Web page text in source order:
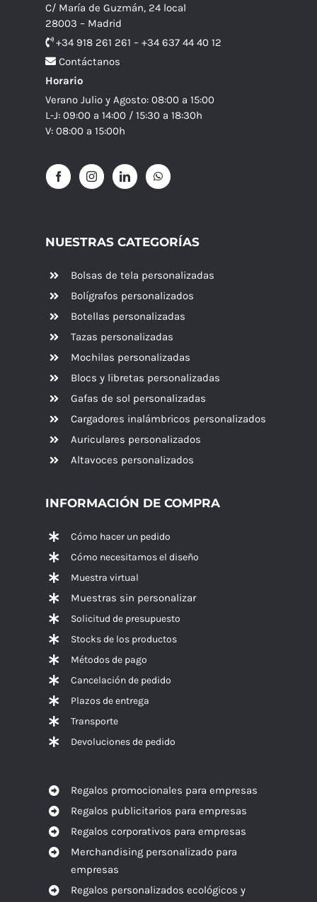
C/ María de Guzmán, 24 local
28003 – Madrid
+34 918 261 261 – +34 637 44 40 12
Contáctanos
Horario
Verano Julio y Agosto: 08:00 a 15:00
L-J: 09:00 a 14:00 / 15:30 a 18:30h
V: 08:00 a 15:00h
NUESTRAS CATEGORÍAS
Bolsas de tela personalizadas
Bolígrafos personalizados
Botellas personalizadas
Tazas personalizadas
Mochilas personalizadas
Blocs y libretas personalizadas
Gafas de sol personalizadas
Cargadores inalámbricos personalizados
Auriculares personalizados
Altavoces personalizados
INFORMACIÓN DE COMPRA
Cómo hacer un pedido
Cómo necesitamos el diseño
Muestra virtual
Muestras sin personalizar
Solicitud de presupuesto
Stocks de los productos
Métodos de pago
Cancelación de pedido
Plazos de entrega
Transporte
Devoluciones de pedido
Regalos promocionales para empresas
Regalos publicitarios para empresas
Regalos corporativos para empresas
Merchandising personalizado para
empresas
Regalos personalizados ecológicos y